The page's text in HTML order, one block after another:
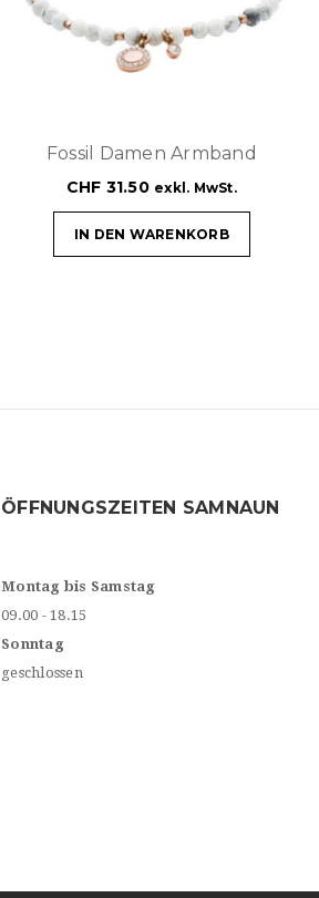
Fossil Damen Armband
CHF 31.50 exkl. MwSt.
IN DEN WARENKORB
ÖFFNUNGSZEITEN SAMNAUN
Montag bis Samstag
09.00 - 18.15
Sonntag
geschlossen